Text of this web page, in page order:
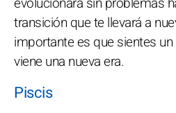
transición que te llevará a
importante es que sientes
viene una nueva era.
Piscis